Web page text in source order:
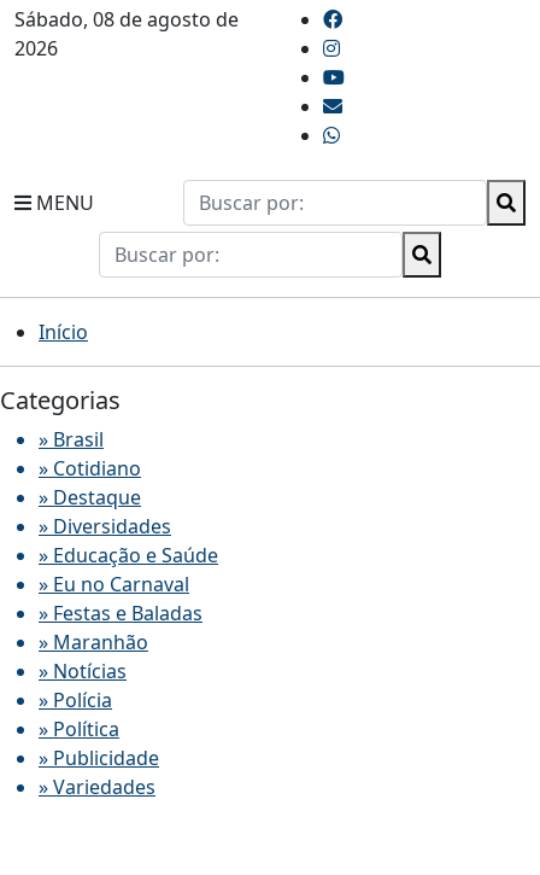
Sábado, 08 de agosto de
2026
MENU
Início
Categorias
» Brasil
» Cotidiano
» Destaque
» Diversidades
» Educação e Saúde
» Eu no Carnaval
» Festas e Baladas
» Maranhão
» Notícias
» Polícia
» Política
» Publicidade
» Variedades